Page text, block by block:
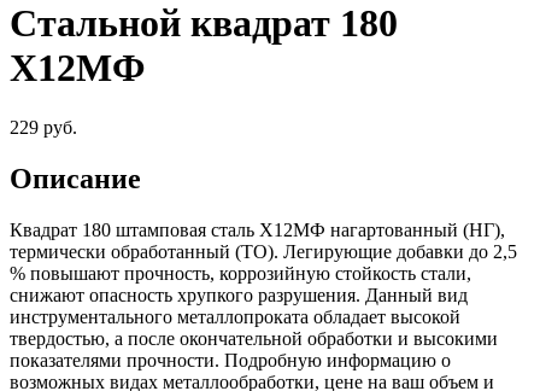
Стальной квадрат 180
Х12МФ
229 руб.
Описание
Квадрат 180 штамповая сталь Х12МФ нагартованный (НГ),
термически обработанный (ТО). Легирующие добавки до 2,5
% повышают прочность, коррозийную стойкость стали,
снижают опасность хрупкого разрушения. Данный вид
инструментального металлопроката обладает высокой
твердостью, а после окончательной обработки и высокими
показателями прочности. Подробную информацию о
возможных видах металлообработки, цене на ваш объем и